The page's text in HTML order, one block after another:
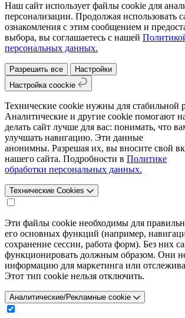
Наш сайт использует файлы cookie для
персонализации. Продолжая использовать
ознакомления с этим сообщением и
выбора, вы соглашаетесь с нашей
персональных данных.
Разрешить все
Настройки
Настройка coockie
Технические cookie нужны для стабильной
Аналитические и другие cookie помогают
делать сайт лучше для вас: понимать, что
улучшать навигацию. Эти данные
анонимны. Разрешая их, вы вносите свой
нашего сайта. Подробности в Политике
обработки персональных данных.
Технические Cookies
Эти файлы cookie необходимы для
его основных функций (например,
сохранение сессии, работа форм). Без них
функционировать должным образом. Они
информацию для маркетинга или
Этот тип cookie нельзя отключить.
Аналитические/Рекламные cookie